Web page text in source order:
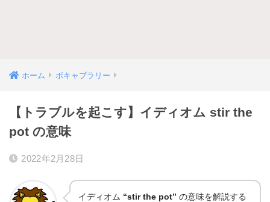
ホーム ボキャブラリー
【トラブルを起こす】イディオム stir the
pot の意味
2022年2月28日
イディオム “stir the pot” の意味を解説する